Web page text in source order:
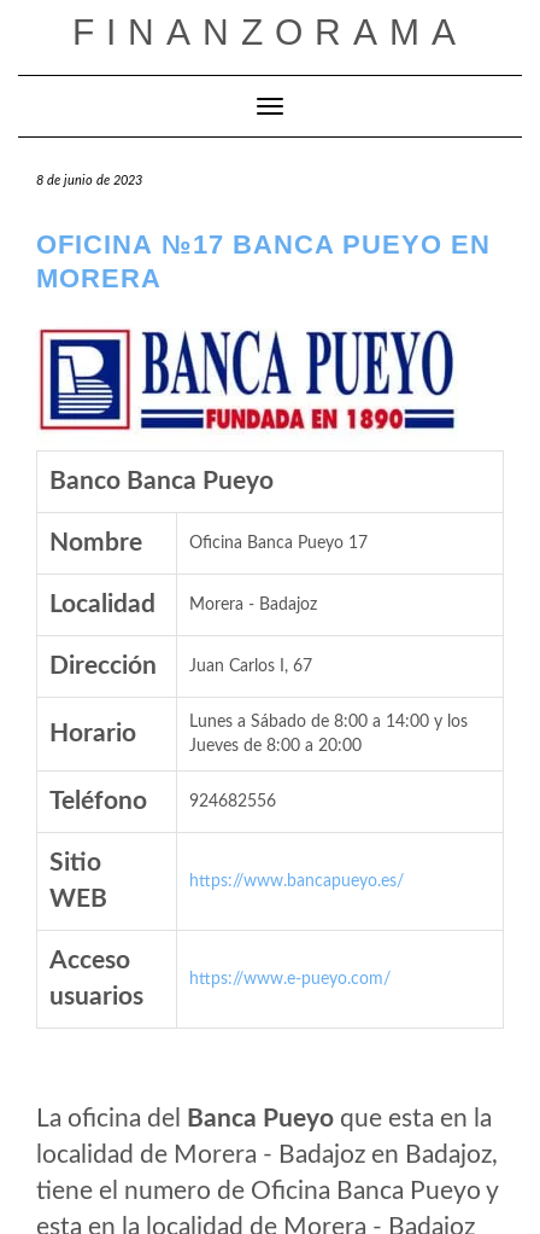
FINANZORAMA
Cambiar modo de navegación
8 de junio de 2023
OFICINA №17 BANCA PUEYO EN
MORERA
Banco Banca Pueyo
Nombre Oficina Banca Pueyo 17
Localidad Morera - Badajoz
Dirección Juan Carlos I, 67
Horario
Lunes a Sábado de 8:00 a 14:00 y los
Jueves de 8:00 a 20:00
Teléfono 924682556
Sitio
WEB
https://www.bancapueyo.es/
Acceso
usuarios
https://www.e-pueyo.com/
La oficina del Banca Pueyo que esta en la
localidad de Morera - Badajoz en Badajoz,
tiene el numero de Oficina Banca Pueyo y
esta en la localidad de Morera - Badajoz